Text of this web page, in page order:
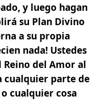
y luego hagan
su Plan Divino
a su propia
nada! Ustedes
Reino del Amor al
cualquier parte de
cualquier cosa